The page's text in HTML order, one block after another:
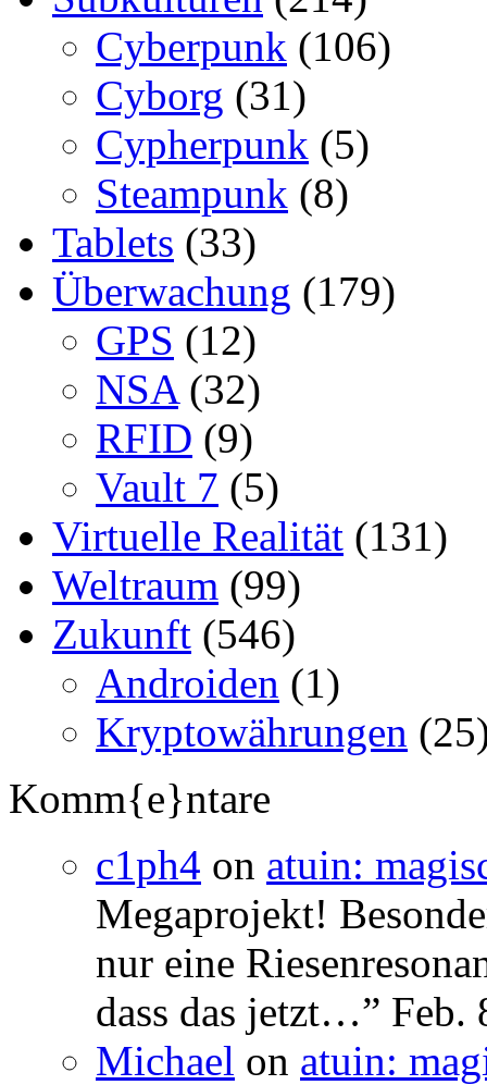
Cyberpunk (106)
Cyborg (31)
Cypherpunk (5)
Steampunk (8)
Tablets (33)
Überwachung (179)
GPS (12)
NSA(32)
RFID (9)
Vault 7 (5)
Virtuelle Realität (131)
Weltraum (99)
Zukunft (546)
Androiden (1)
Kryptowährungen
Komm{e}ntare
c1ph4 on atuin:
Megaprojekt!
nur eine
dass das jetzt…” Feb.
Michael on atuin: